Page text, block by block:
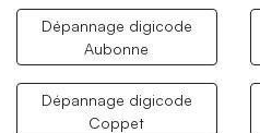
Dépannage digicode
Aubonne
Dépannage digicode
Coppet